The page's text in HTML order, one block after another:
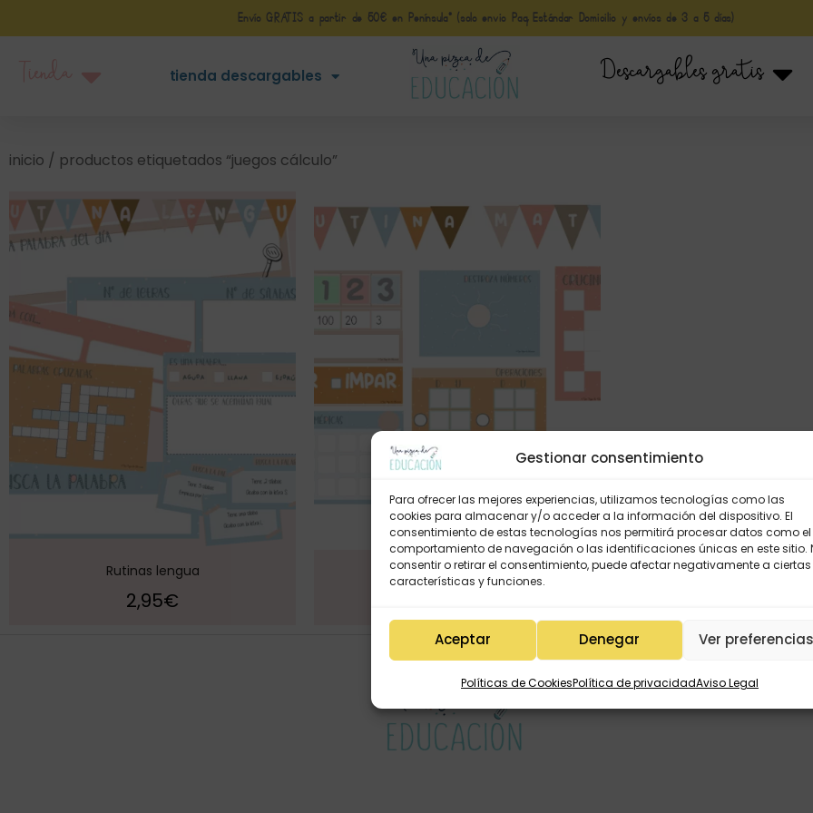
Gestionar consentimiento
Para ofrecer las mejores experiencias, utilizamos tecnologías como las
cookies para almacenar y/o acceder a la información del dispositivo. El
consentimiento de estas tecnologías nos permitirá procesar datos como el
comportamiento de navegación o las identificaciones únicas en este sitio.
consentir o retirar el consentimiento, puede afectar negativamente a ciertas
características y funciones.
Aceptar Denegar Ver
Políticas de CookiesPolítica de privacidadAviso Legal
Envío GRATIS a partir de 50€ en Península* (solo envio Paq Estándar Domicilio y envíos de 3 a 5 días)
tienda descargables Descargables gratis
inicio / productos etiquetados “juegos cálculo”
Rutinas lengua
2,95€
Rutinas matemáticas